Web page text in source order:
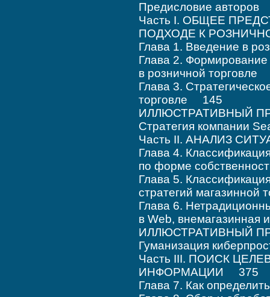
Предисловие
Часть I. ОБЩЕЕ
ПОДХОДЕ К
Глава 1. Введение в
Глава 2.
в розничной
Глава 3.
торговле 145
ИЛЛЮСТРАТИВНЫЙ
Стратегия компании
Часть II. АНАЛИЗ
Глава 4.
по форме
Глава 5.
стратегий
Глава 6.
в Web,
ИЛЛЮСТРАТИВНЫЙ
Гуманизация
Часть III. ПОИСК
ИНФОРМАЦИИ 375
Глава 7. Как